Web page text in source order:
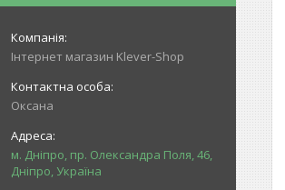
Інтернет магазин Klever-Shop
Оксана
м. Дніпро, пр. Олександра Поля, 46,
Дніпро, Україна